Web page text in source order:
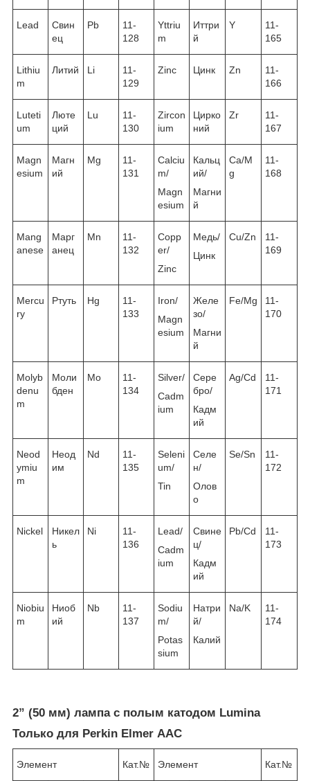
Lead
Свин
ец
Pb
11-
128
Yttriu
m
Иттри
й
Y
11-
165
Lithiu
m
Литий Li
11-
129
Zinc Цинк Zn
11-
166
Luteti
um
Люте
ций
Lu
11-
130
Zircon
ium
Цирко
ний
Zr
11-
167
Magn
esium
Магн
ий
Mg
11-
131
Calciu
m/
Magn
esium
Кальц
ий/
Магни
й
Ca/M
g
11-
168
Mang
anese
Марг
анец
Mn
11-
132
Copp
er/
Zinc
Медь/
Цинк
Cu/Zn
11-
169
Mercu
ry
Ртуть Hg
11-
133
Iron/
Magn
esium
Желе
зо/
Магни
й
Fe/Mg
11-
170
Molyb
denu
m
Моли
бден
Mo
11-
134
Silver/
Cadm
ium
Сере
бро/
Кадм
ий
Ag/Cd
11-
171
Neod
ymiu
m
Неод
им
Nd
11-
135
Seleni
um/
Tin
Селе
н/
Олов
о
Se/Sn
11-
172
Nickel
Никел
ь
Ni
11-
136
Lead/
Cadm
ium
Свине
ц/
Кадм
ий
Pb/Cd
11-
173
Niobiu
m
Ниоб
ий
Nb
11-
137
Sodiu
m/
Potas
sium
Натри
й/
Калий
Na/K
11-
174
2” (50 мм) лампа с полым катодом Lumina
Только для Perkin Elmer ААС
Элемент Кат.№ Элемент Кат.№